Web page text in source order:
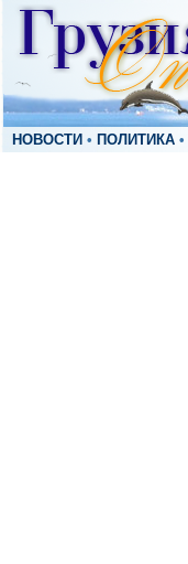
НОВОСТИ • ПОЛИТИКА •